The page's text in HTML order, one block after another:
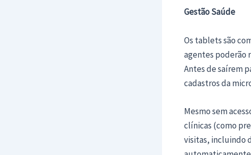
Gestão Saúde
Os tablets são
agentes poderão
Antes de saírem
cadastros da
Mesmo sem
clínicas (como
visitas, incluindo